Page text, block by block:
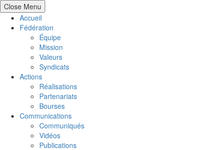
Close Menu
Accueil
Fédération
Équipe
Mission
Valeurs
Syndicats
Actions
Réalisations
Partenariats
Bourses
Communications
Communiqués
Vidéos
Publications